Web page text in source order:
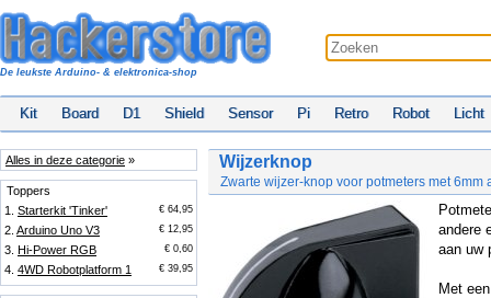
De leukste Arduino- & elektronica-shop
Kit Board D1 Shield Sensor Pi Retro Robot Licht
Alles in deze categorie »
Toppers
1. Starterkit 'Tinker' € 64,95
2. Arduino Uno V3 € 12,95
3. Hi-Power RGB € 0,60
4. 4WD Robotplatform 1 € 39,95
Wijzerknop
Zwarte wijzer-knop voor potmeters met 6mm
andere
aan uw
Met